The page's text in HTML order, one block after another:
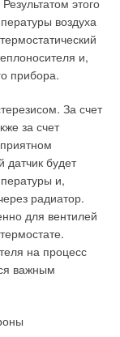
этого
воздуха
и,
прибора.
За счет
за счет
датчик будет
и,
радиатор.
для вентилей
на процесс
важным